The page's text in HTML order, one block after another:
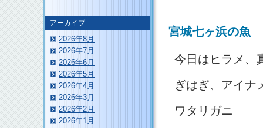
宮城七ヶ浜の魚
今日はヒラメ、
ぎはぎ、アイナ
ワタリガニ
アーカイブ
2026年8月
2026年7月
2026年6月
2026年5月
2026年4月
2026年3月
2026年2月
2026年1月